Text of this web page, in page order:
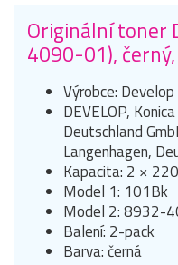
Originální toner
4090-01),
Výrobce: Develop
DEVELOP,
Deutschland
Langenhagen,
Kapacita: 2 ×
Model 1: 101Bk
Model 2: 8932-
Balení: 2-pack
Barva: černá